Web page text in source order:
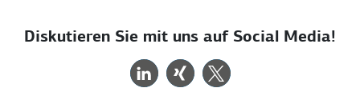
Diskutieren Sie mit uns auf Social Media!